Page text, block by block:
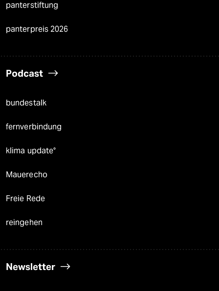
panterstiftung
panterpreis 2026
Podcast
bundestalk
fernverbindung
klima update°
Mauerecho
Freie Rede
reingehen
Newsletter